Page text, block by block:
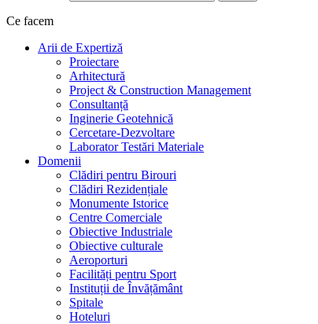
Ce facem
Arii de Expertiză
Proiectare
Arhitectură
Project & Construction Management
Consultanță
Inginerie Geotehnică
Cercetare-Dezvoltare
Laborator Testări Materiale
Domenii
Clădiri pentru Birouri
Clădiri Rezidențiale
Monumente Istorice
Centre Comerciale
Obiective Industriale
Obiective culturale
Aeroporturi
Facilități pentru Sport
Instituții de Învățământ
Spitale
Hoteluri